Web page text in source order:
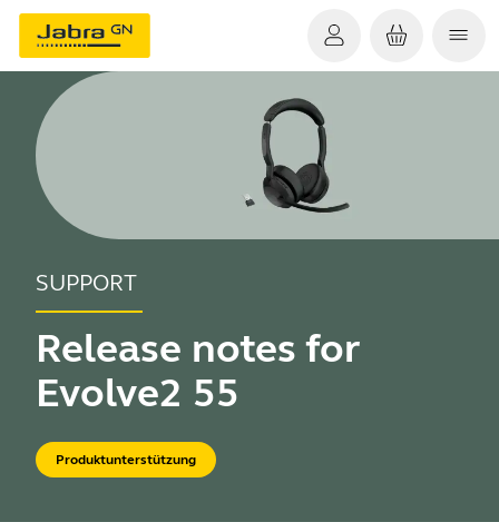
SUPPORT
Release notes for
Evolve2 55
Produktunterstützung